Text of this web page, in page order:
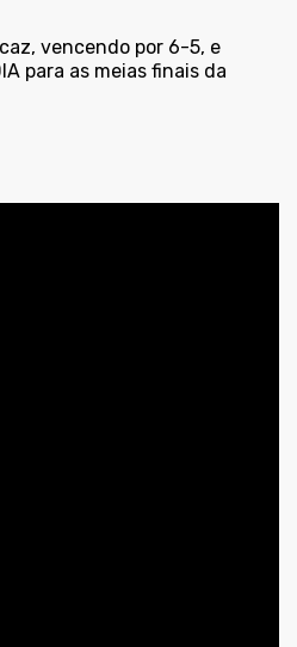
vencendo por 6-5, e
para as meias finais da